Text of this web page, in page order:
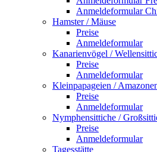
Anmeldeformular
Hamster / Mäuse
Preise
Anmeldeformular
Kanarienvögel /
Preise
Anmeldeformular
Kleinpapageien /
Preise
Anmeldeformular
Nymphensittiche /
Preise
Anmeldeformular
Tagesstätte